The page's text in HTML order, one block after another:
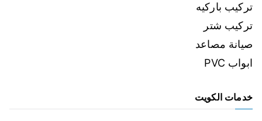
تركيب باركيه
تركيب شتر
صيانة مصاعد
ابواب PVC
خدمات الكويت